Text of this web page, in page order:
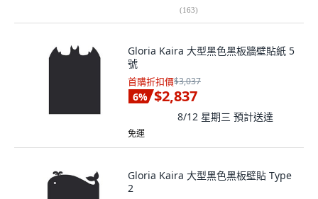
(163)
Gloria Kaira 大型黑色黑板牆壁貼紙 5
號
首購折扣價$3,037
6% $2,837
8/12 星期三 預計送達
免運
Gloria Kaira 大型黑色黑板壁貼 Type
2